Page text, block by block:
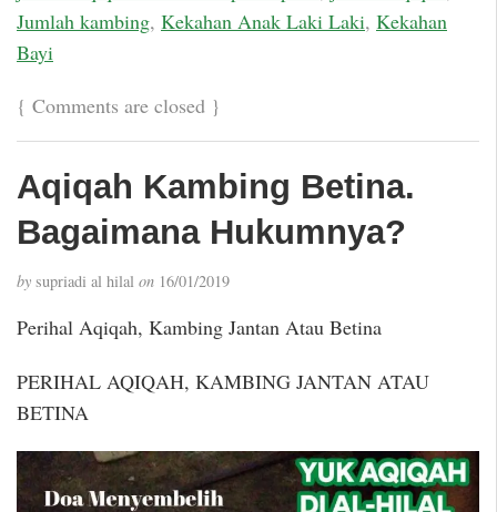
Jumlah kambing, Kekahan Anak Laki Laki, Kekahan
Bayi
{ Comments are closed }
Aqiqah Kambing Betina.
Bagaimana Hukumnya?
by supriadi al hilal on 16/01/2019
Perihal Aqiqah, Kambing Jantan Atau Betina
PERIHAL AQIQAH, KAMBING JANTAN ATAU
BETINA